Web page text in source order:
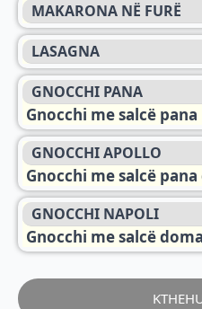
MAKARONA NË FURË
LASAGNA
GNOCCHI PANA
Gnocchi me salcë pana
GNOCCHI APOLLO
Gnocchi me salcë
GNOCCHI NAPOLI
Gnocchi me salcë